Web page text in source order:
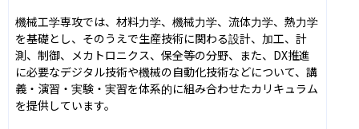
機械工学専攻では、材料力学、機械力学、流体力学、熱力学
を基礎とし、そのうえで生産技術に関わる設計、加工、計
測、制御、メカトロニクス、保全等の分野、また、DX推進
に必要なデジタル技術や機械の自動化技術などについて、講
義・演習・実験・実習を体系的に組み合わせたカリキュラム
を提供しています。